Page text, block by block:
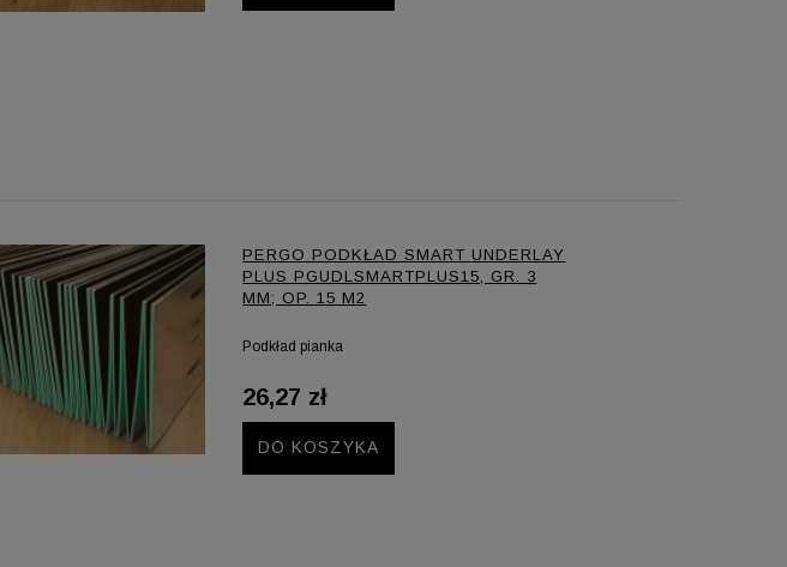
PERGO PODKŁAD SMART UNDERLAY
PLUS PGUDLSMARTPLUS15, GR. 3
MM; OP. 15 M2
Podkład pianka
26,27 zł
DO KOSZYKA